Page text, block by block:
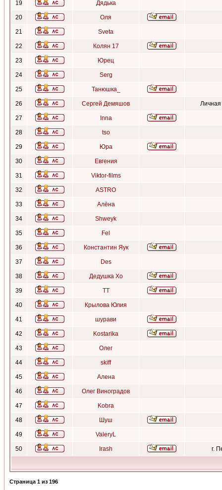
19 Дядька
20 Оля
21 Sveta
22 Колян 17
23 Юрец
24 Serg
25 Танюшка_
26 Сергей Демяшов Личная
27 Inna
28 tso
29 Юра
30 Евгения
31 Viktor-films
32 ASTRO
33 Алёна
34 Shweyk
35 Fel
36 Константин Яук
37 Des
38 Дедушка Хо
39 ТТ
40 Крылова Юлия
41 шурави
42 Kostarika
43 Олег
44 skiff
45 Алена
46 Олег Виноградов
47 Kobra
48 Шуш
49 ValeryL
50 Irash г.
Страница 1 из 196